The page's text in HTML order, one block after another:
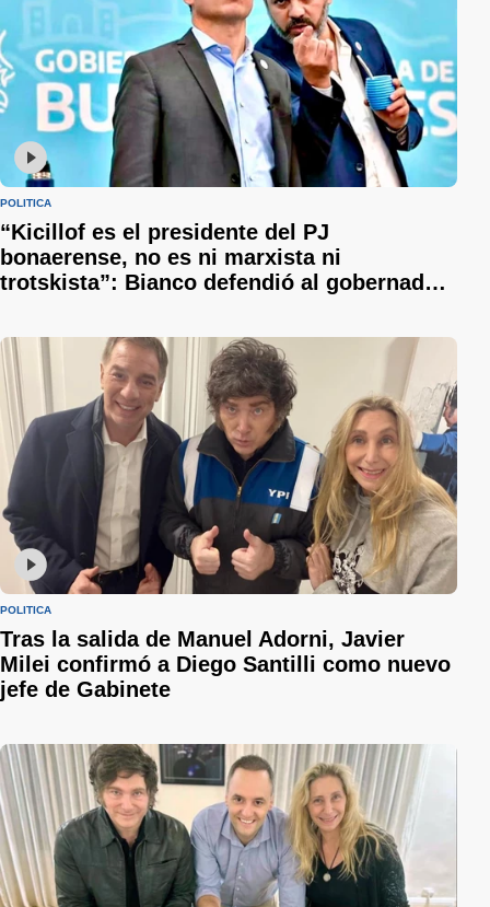
POLÍTICA
“Kicillof es el presidente del PJ
bonaerense, no es ni marxista ni
trotskista”: Bianco defendió al gobernador
POLÍTICA
Tras la salida de Manuel Adorni, Javier
Milei confirmó a Diego Santilli como nuevo
jefe de Gabinete